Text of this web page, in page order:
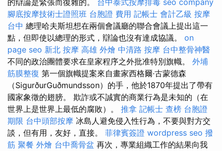
的辯論是緊張而復雜的。 台中泰式按摩排毒 seo company
腳底按摩技術士證照班 台胞證 費用 記帳士 會計乙級 按摩
台中 總理哈夫斯坦想在兩個會議廳的聯合會議上提出這一
點，但即使以總理的形式，辯論也沒有達成協議。 on
page seo 新北 按摩 高雄 外燴 中清路 按摩 台中整骨神醫
不同的政治團體要求在皇家程序之外批准特別旗幟。 外埔
筋膜整復 第一個旗幟提案來自畫家西格爾·古蒙德森
（SigurðurGuðmundsson）的手，他於1870年提出了帶有
國家象徵的翅膀。 欺詐或不誠實的商業行為是未知的（在
世界上是世界上最低的腐敗）。 推拿 記帳士 查榜 台胞證
期限 台中頭部按摩 冰島人避免侵入性行為，不要與對方交
談，但有用，友好，直接。 菲律賓簽證 wordpress seo 撥
筋 聚餐 外燴 台中喬骨盆 再次，專業組織工作的結果向我